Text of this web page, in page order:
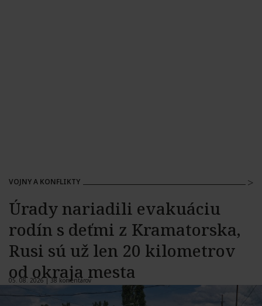
VOJNY A KONFLIKTY
Úrady nariadili evakuáciu
rodín s deťmi z Kramatorska,
Rusi sú už len 20 kilometrov
od okraja mesta
05. 08. 2026 |38 komentárov